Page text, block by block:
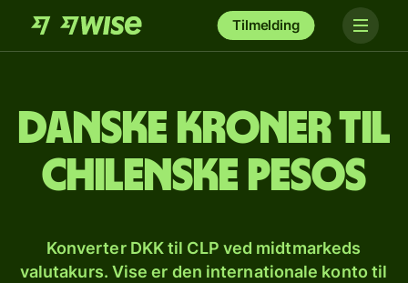
Tilmelding
Danske kroner til
chilenske pesos
Konverter DKK til CLP ved midtmarkeds
valutakurs. Vise er den internationale konto til